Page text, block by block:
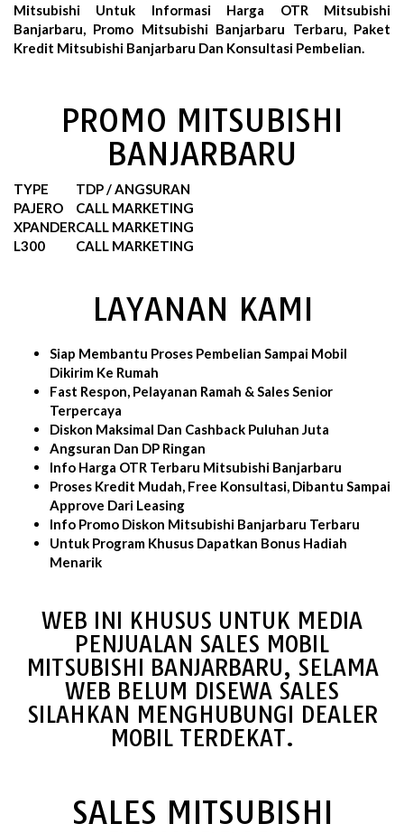
Mitsubishi Untuk Informasi Harga OTR Mitsubishi
Banjarbaru, Promo Mitsubishi Banjarbaru Terbaru, Paket
Kredit Mitsubishi Banjarbaru Dan Konsultasi Pembelian.
PROMO MITSUBISHI
BANJARBARU
TYPE
TDP / ANGSURAN
PAJERO
CALL MARKETING
XPANDERCALL MARKETING
L300
CALL MARKETING
LAYANAN KAMI
Siap Membantu Proses Pembelian Sampai Mobil
Dikirim Ke Rumah
Fast Respon, Pelayanan Ramah & Sales Senior
Terpercaya
Diskon Maksimal Dan Cashback Puluhan Juta
Angsuran Dan DP Ringan
Info Harga OTR Terbaru Mitsubishi Banjarbaru
Proses Kredit Mudah, Free Konsultasi, Dibantu Sampai
Approve Dari Leasing
Info Promo Diskon Mitsubishi Banjarbaru Terbaru
Untuk Program Khusus Dapatkan Bonus Hadiah
Menarik
WEB INI KHUSUS UNTUK MEDIA
PENJUALAN SALES MOBIL
MITSUBISHI BANJARBARU, SELAMA
WEB BELUM DISEWA SALES
SILAHKAN MENGHUBUNGI DEALER
MOBIL TERDEKAT.
SALES MITSUBISHI